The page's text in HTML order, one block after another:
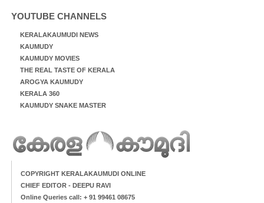
YOUTUBE CHANNELS
KERALAKAUMUDI NEWS
KAUMUDY
KAUMUDY MOVIES
THE REAL TASTE OF KERALA
AROGYA KAUMUDY
KERALA 360
KAUMUDY SNAKE MASTER
COPYRIGHT KERALAKAUMUDI ONLINE
CHIEF EDITOR - DEEPU RAVI
Online Queries call: + 91 99461 08675